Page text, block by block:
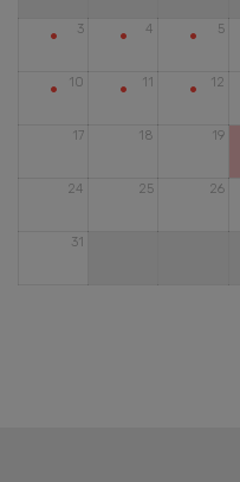
3
• 4
• 5
•
10
• 11
• 12
•
17 18 19
24 25 26
31